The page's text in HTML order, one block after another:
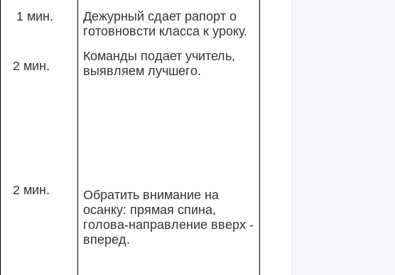
1 мин.
2 мин.
2 мин.
Дежурный сдает рапорт о
готовновсти класса к уроку.
Команды подает учитель,
выявляем лучшего.
Обратить внимание на
осанку: прямая спина,
голова-направление вверх -
вперед.